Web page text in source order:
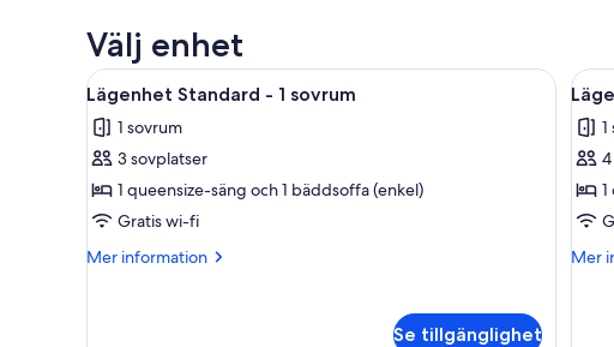
Välj enhet
Öppna
alla
foton
för
Lägenhet
Standard
-
Ett modernt hotellrum med en grå
7
Lägenhet Standard - 1 sovrum
1 sovrum
3 sovplatser
1 queensize-säng och 1 bäddsoffa (enkel)
Gratis wi-fi
Mer information
Mer
Se tillgänglighet
alla
för
-
1
8
Mer
Mer